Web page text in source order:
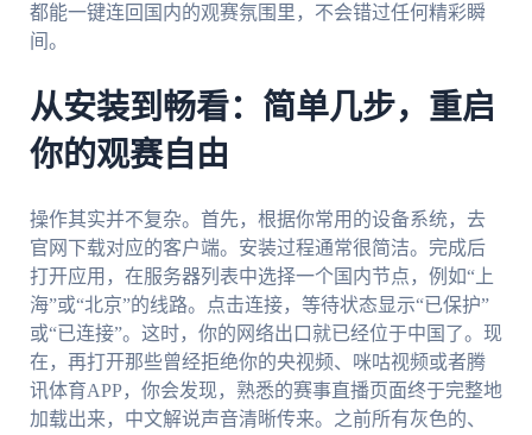
都能一键连回国内的观赛氛围里，不会错过任何精彩瞬
间。
从安装到畅看：简单几步，重启
你的观赛自由
操作其实并不复杂。首先，根据你常用的设备系统，去
官网下载对应的客户端。安装过程通常很简洁。完成后
打开应用，在服务器列表中选择一个国内节点，例如“上
海”或“北京”的线路。点击连接，等待状态显示“已保护”
或“已连接”。这时，你的网络出口就已经位于中国了。现
在，再打开那些曾经拒绝你的央视频、咪咕视频或者腾
讯体育APP，你会发现，熟悉的赛事直播页面终于完整地
加载出来，中文解说声音清晰传来。之前所有灰色的、